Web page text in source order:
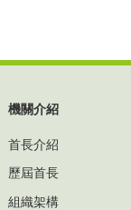
機關介紹
首長介紹
歷屆首長
組織架構